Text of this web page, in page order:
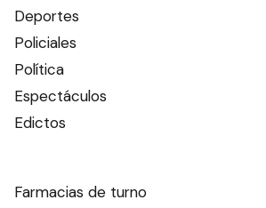
Deportes
Policiales
Política
Espectáculos
Edictos
Farmacias de turno